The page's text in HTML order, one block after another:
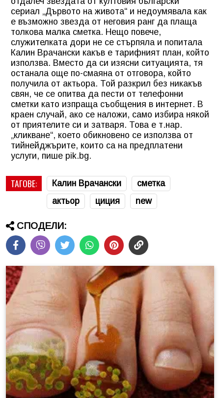
сериал „Дървото на живота“ и недоумявала как
е възможно звезда от неговия ранг да плаща
толкова малка сметка. Нещо повече,
служителката дори не се стърпяла и попитала
Калин Врачански какъв е тарифният план, който
използва. Вместо да си изясни ситуацията, тя
останала още по-смаяна от отговора, който
получила от актьора. Той разкрил без никакъв
свян, че се опитва да пести от телефонни
сметки като изпраща съобщения в интернет. В
краен случай, ако се наложи, само избира някой
от приятелите си и затваря. Това е т.нар.
„кликване“, което обикновено се използва от
тийнейджърите, които са на предплатени
услуги, пише pik.bg.
ТАГОВЕ: Калин Врачански
сметка
актьор
циция new
СПОДЕЛИ: